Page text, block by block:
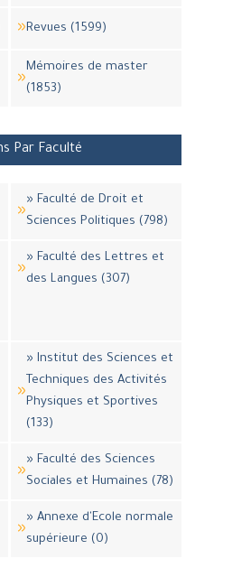
Revues (1599)
Mémoires de master
(1853)
Par Faculté
» Faculté de Droit et
Sciences Politiques (798)
» Faculté des Lettres et
des Langues (307)
» Institut des Sciences et
Techniques des Activités
Physiques et Sportives
(133)
» Faculté des Sciences
Sociales et Humaines (78)
» Annexe d'Ecole normale
supérieure (0)